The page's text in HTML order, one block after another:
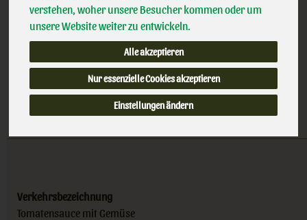
verstehen, woher unsere Besucher kommen oder um
unsere Website weiter zu entwickeln.
Alle akzeptieren
Nur essenzielle Cookies akzeptieren
Einstellungen ändern
340 g
Anzahl
2,99€
Verkehrsbezeichnung
Tomatensauce mit Gemüse